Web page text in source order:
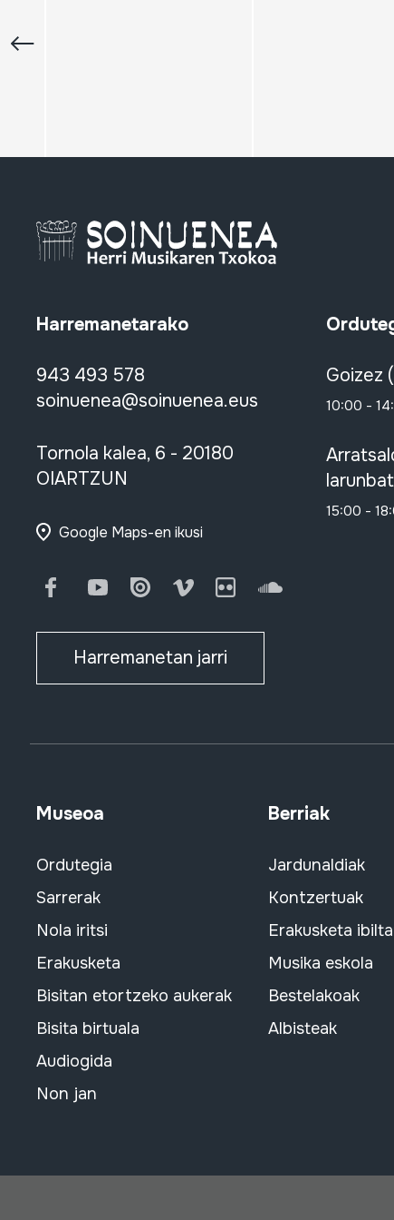
Harremanetarako
943 493 578
soinuenea@soinuenea.eus
Tornola kalea, 6 - 20180
OIARTZUN
Google Maps-en ikusi
FacebookYoutubeIssuu Vimeo FlickrSoundCloud
Harremanetan jarri
Goizez
10:00 -
15:00 -
Museoa
Ordutegia
Sarrerak
Nola iritsi
Erakusketa
Bisitan etortzeko aukerak
Bisita birtuala
Audiogida
Non jan
Berriak
Jardunaldiak
Kontzertuak
Erakusketa
Musika eskola
Bestelakoak
Albisteak